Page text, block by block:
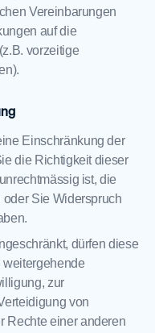
Vereinbarungen
auf die
vorzeitige
Einschränkung der
die Richtigkeit dieser
ist, die
Sie Widerspruch
dürfen diese
weitergehende
zur
von
Rechte einer anderen